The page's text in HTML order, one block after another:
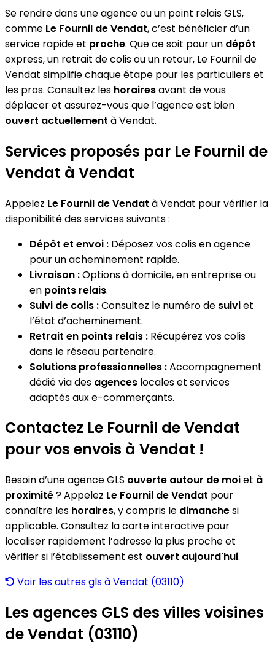
Se rendre dans une agence ou un point relais GLS,
comme Le Fournil de Vendat, c’est bénéficier d’un
service rapide et proche. Que ce soit pour un dépôt
express, un retrait de colis ou un retour, Le Fournil de
Vendat simplifie chaque étape pour les particuliers et
les pros. Consultez les horairesavant de vous
déplacer et assurez-vous que l’agence est bien
ouvert actuellement à Vendat.
Services proposés par Le Fournil de
Vendat à Vendat
Appelez Le Fournil de Vendat à Vendat pour vérifier la
disponibilité des services suivants :
Dépôt et envoi : Déposez vos colis en agence
pour un acheminement rapide.
Livraison :Options à domicile, en entreprise ou
en points relais.
Suivi de colis :Consultez le numéro de suiviet
l’état d’acheminement.
Retrait en points relais : Récupérez vos colis
dans le réseau partenaire.
Solutions professionnelles :Accompagnement
dédié via des agences locales et services
adaptés aux e-commerçants.
Contactez Le Fournil de Vendat
pour vos envois à Vendat !
Besoin d’une agence GLS ouverte autour de moiet à
proximité? Appelez Le Fournil de Vendat pour
connaître les horaires, y compris le dimanchesi
applicable. Consultez la carte interactive pour
localiser rapidement l’adresse la plus proche et
vérifier si l’établissement est ouvert aujourd'hui.
Voir les autres gls à Vendat (03110)
Les agences GLS des villes voisines
de Vendat (03110)